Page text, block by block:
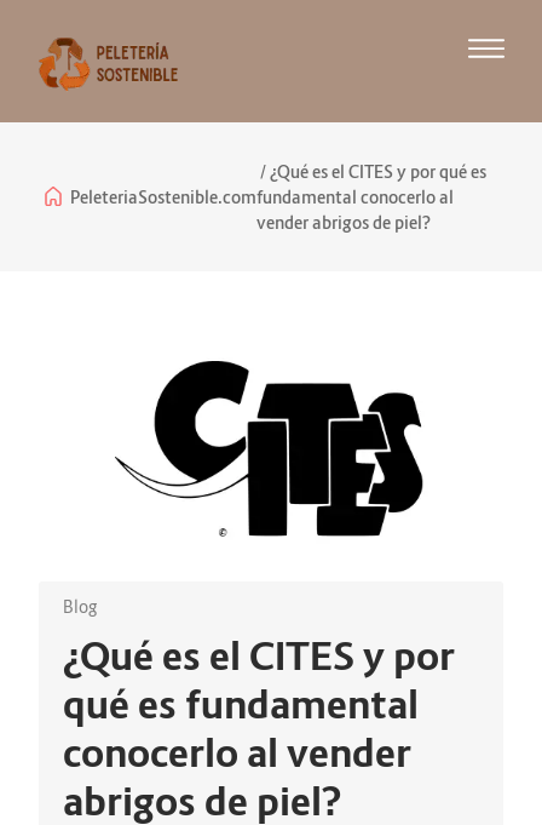
PeleteriaSostenible.com
¿Qué es el CITES y por qué es
fundamental conocerlo al
vender abrigos de piel?
Blog
¿Qué es el CITES y por
qué es fundamental
conocerlo al vender
abrigos de piel?